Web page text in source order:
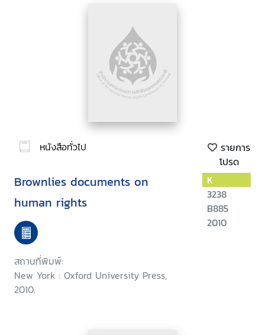
หนังสือทั่วไป
รายการ
โปรด
Brownlies documents on
human rights
สถานที่พิมพ์:
New York : Oxford University Press,
2010.
K
3238
B885
2010